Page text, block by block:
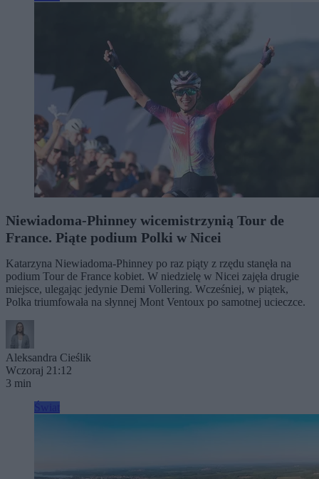
Niewiadoma-Phinney wicemistrzynią Tour de
France. Piąte podium Polki w Nicei
Katarzyna Niewiadoma-Phinney po raz piąty z rzędu stanęła na
podium Tour de France kobiet. W niedzielę w Nicei zajęła drugie
miejsce, ulegając jedynie Demi Vollering. Wcześniej, w piątek,
Polka triumfowała na słynnej Mont Ventoux po samotnej ucieczce.
Aleksandra Cieślik
Wczoraj 21:12
3 min